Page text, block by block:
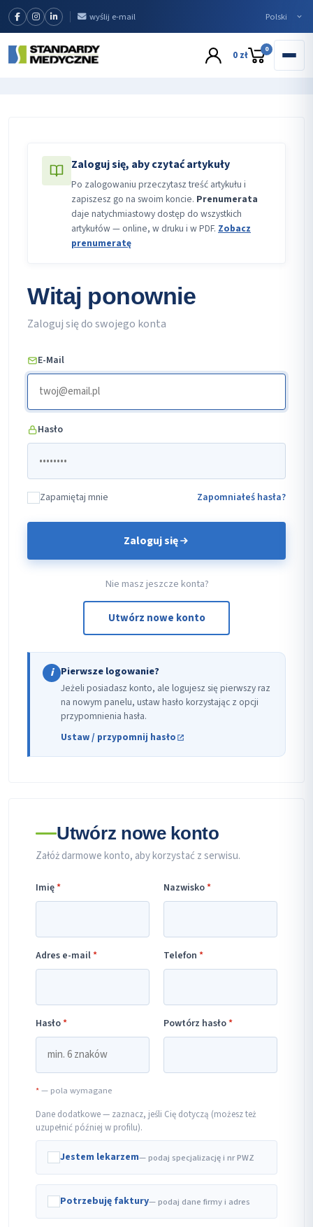
wyślij e-mail
0 zł 0
Zaloguj się, aby czytać artykuły
Po zalogowaniu przeczytasz treść artykułu i
zapiszesz go na swoim koncie. Prenumerata
daje natychmiastowy dostęp do wszystkich
artykułów — online, w druku i w PDF. Zobacz
prenumeratę
Witaj ponownie
Zaloguj się do swojego konta
E-Mail
Hasło
Zapamiętaj mnie Zapomniałeś hasła?
Zaloguj się
Nie masz jeszcze konta?
Utwórz nowe konto
i Pierwsze logowanie?
Jeżeli posiadasz konto, ale logujesz się pierwszy raz
na nowym panelu, ustaw hasło korzystając z opcji
przypomnienia hasła.
Ustaw / przypomnij hasło
Utwórz nowe konto
Załóż darmowe konto, aby korzystać z serwisu.
Imię* Nazwisko*
Adres e-mail* Telefon *
Hasło* Powtórz hasło*
*— pola wymagane
Dane dodatkowe — zaznacz, jeśli Cię dotyczą (możesz też
uzupełnić później w profilu).
Jestem lekarzem— podaj specjalizację i nr PWZ
Potrzebuję faktury— podaj dane firmy i adres